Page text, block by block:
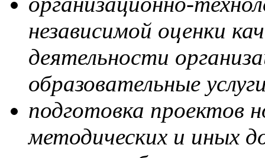
независимой оценки
деятельности
образовательные
подготовка проектов
методических и иных